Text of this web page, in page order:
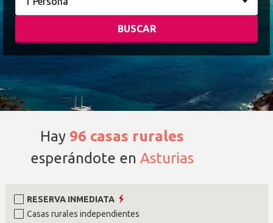
Hay 96 casas rurales
esperándote en Asturias
RESERVA INMEDIATA
Casas rurales independientes